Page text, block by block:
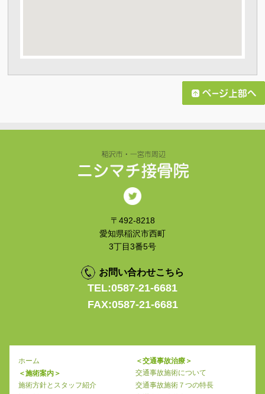
〒492-8218
愛知県稲沢市西町
3丁目3番5号
お問い合わせこちら
TEL:0587-21-6681
FAX:0587-21-6681
ホーム
＜施術案内＞
施術方針とスタッフ紹介
＜交通事故治療＞
交通事故施術について
交通事故施術７つの特長